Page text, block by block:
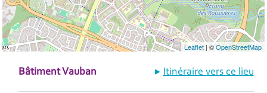
Leaflet| ©OpenStreetMap
Itinéraire vers ce lieu
Bâtiment Vauban